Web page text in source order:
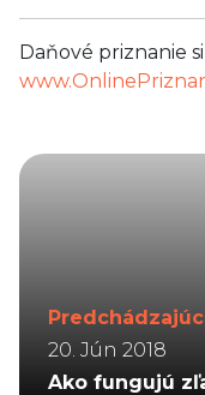
Daňové priznanie
20. Jún 2018
Ako fungujú